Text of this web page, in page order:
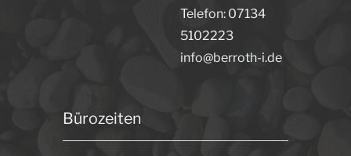
Telefon: 07134
5102223
info@berroth-i.de
Bürozeiten